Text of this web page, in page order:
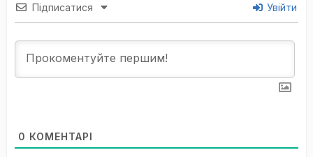
Підписатися Увійти
0 КОМЕНТАРІ